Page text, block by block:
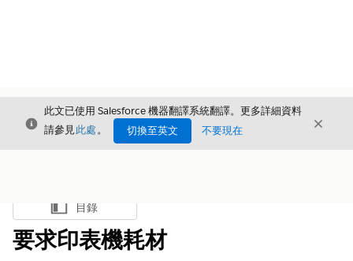
結束
此文已使用 Salesforce 機器翻譯系統翻譯。更多詳細資料
請參見此處。 切換至英文 不要現在 結束
顯示目錄
目錄
要求印表機耗材